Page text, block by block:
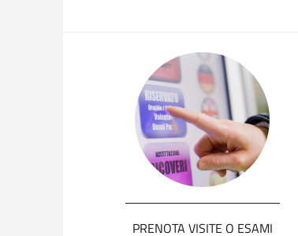
PRENOTA VISITE O ESAMI